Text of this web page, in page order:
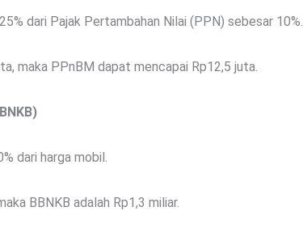
dari Pajak Pertambahan Nilai (PPN) sebesar 10%.
maka PPnBM dapat mencapai Rp12,5 juta.
dari harga mobil.
BBNKB adalah Rp1,3 miliar.